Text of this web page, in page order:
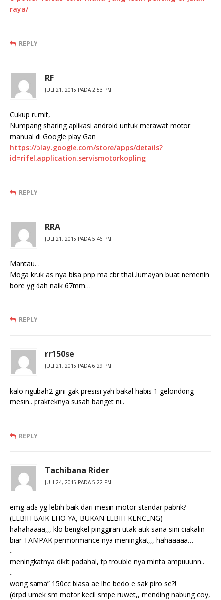
raya/
REPLY
RF
JULI 21, 2015 PADA 2:53 PM
Cukup rumit,
Numpang sharing aplikasi android untuk merawat motor
manual di Google play Gan
https://play.google.com/store/apps/details?
id=rifel.application.servismotorkopling
REPLY
RRA
JULI 21, 2015 PADA 5:46 PM
Mantau…
Moga kruk as nya bisa pnp ma cbr thai..lumayan buat nemenin
bore yg dah naik 67mm…
REPLY
rr150se
JULI 21, 2015 PADA 6:29 PM
kalo ngubah2 gini gak presisi yah bakal habis 1 gelondong
mesin.. prakteknya susah banget ni..
REPLY
Tachibana Rider
JULI 24, 2015 PADA 5:22 PM
emg ada yg lebih baik dari mesin motor standar pabrik?
(LEBIH BAIK LHO YA, BUKAN LEBIH KENCENG)
hahahaaaa,,, klo bengkel pinggiran utak atik sana sini diakalin
biar TAMPAK permormance nya meningkat,,, hahaaaaa…
..
meningkatnya dikit padahal, tp trouble nya minta ampuuunn..
..
wong sama” 150cc biasa ae lho bedo e sak piro se?!
(drpd umek sm motor kecil smpe ruwet,, mending nabung coy,